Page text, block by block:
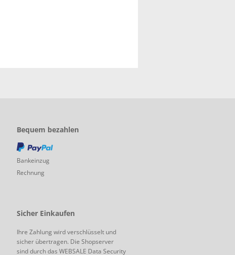
Bequem bezahlen
Bankeinzug
Rechnung
Sicher Einkaufen
Ihre Zahlung wird verschlüsselt und
sicher übertragen. Die Shopserver
sind durch das WEBSALE Data Security